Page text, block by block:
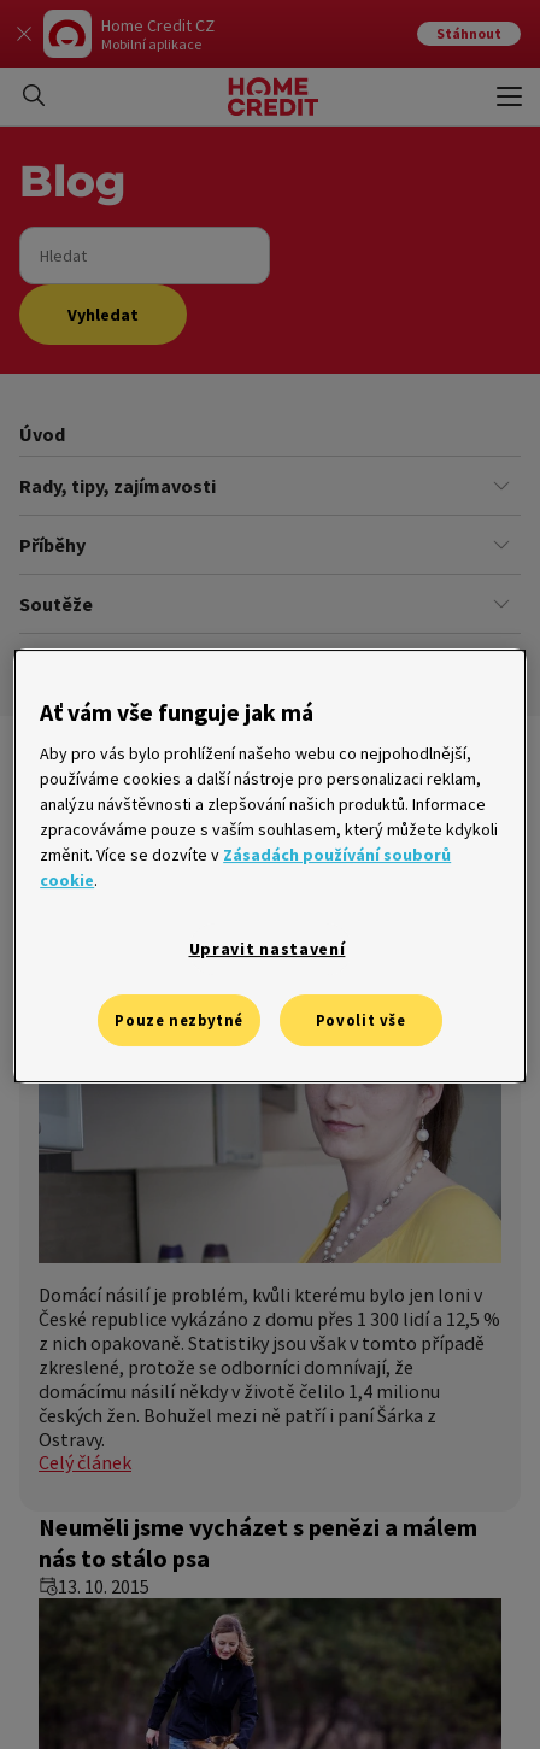
Home Credit CZ
Mobilní aplikace
Stáhnout
Blog
Hledat
Vyhledat
Úvod
Rady, tipy, zajímavosti
Finance
Příběhy
Našich zákazníků
Soutěže
Aktuální a ukončené soutěže
Pravidla soutěží
Ombudsman
Nejnovější články
Tyran ji držel v hrsti půjčkami, zachránil ji
Domácí násilí je problém, kvůli kterému bylo jen loni v
České republice vykázáno z domu přes 1 300 lidí a 12,5 %
z nich opakovaně. Statistiky jsou však v tomto případě
zkreslené, protože se odborníci domnívají, že
domácímu násilí někdy v životě čelilo 1,4 milionu
českých žen. Bohužel mezi ně patří i paní Šárka z
Ostravy.
Celý článek
Neuměli jsme vycházet s penězi a málem
nás to stálo psa
13. 10. 2015
Ať vám vše funguje jak má
Aby pro vás bylo prohlížení našeho webu co nejpohodlnější,
používáme cookies a další nástroje pro personalizaci reklam,
analýzu návštěvnosti a zlepšování našich produktů. Informace
zpracováváme pouze s vaším souhlasem, který můžete kdykoli
změnit. Více se dozvíte v Zásadách používání souborů
cookie.
Upravit nastavení
Pouze nezbytné Povolit vše